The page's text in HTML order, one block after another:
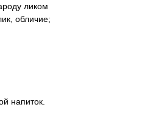
ликом
обличие;
напиток.